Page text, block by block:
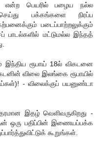
பெயரில் பழைய நல்ல
பக்கங்களை நிரப்ப
படைப்பாற்றலுக்கும்
பாடல்களில் மட்டுமல்ல இந்தத்
இந்திய ரூபாய் 18ல் விகடனை
விலை இலங்கை ரூபாயில்
- விலைக்குப் பயனுண்டா
இதழ் வெளிவருகிறது -
ஒரு பதிப்பின் இணையப்பக்க
கூறுங்கள்.